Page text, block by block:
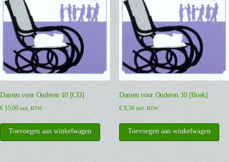
Dansen voor Ouderen 10 [CD]
€ 15,00 incl. BTW
Toevoegen aan winkelwagen
Dansen voor Ouderen 10 [Boek]
€9,50 incl. BTW
Toevoegen aan winkelwagen